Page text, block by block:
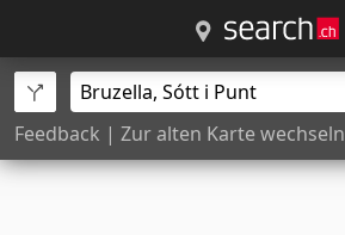
Feedback | Zur alten Karte wechseln